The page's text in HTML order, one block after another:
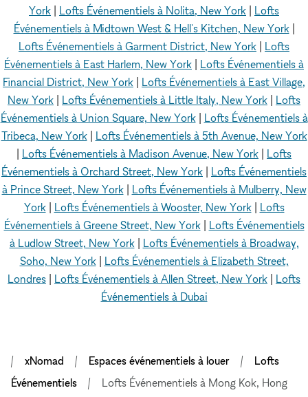
York
Lofts Événementiels à Nolita, New York
Lofts
Événementiels à Midtown West & Hell's Kitchen, New York|
Lofts Événementiels à Garment District, New York
Lofts
Événementiels à East Harlem, New York
Lofts Événementiels à
Financial District, New York
Lofts Événementiels à East Village,
New York
Lofts Événementiels à Little Italy, New York
Lofts
Événementiels à Union Square, New York| Lofts Événementiels à
Tribeca, New York| Lofts Événementiels à 5th Avenue, New York
Lofts Événementiels à Madison Avenue, New York
Lofts
Événementiels à Orchard Street, New York
Lofts Événementiels
à Prince Street, New York| Lofts Événementiels à Mulberry, New
York| Lofts Événementiels à Wooster, New York| Lofts
Événementiels à Greene Street, New York| Lofts Événementiels
à Ludlow Street, New York| Lofts Événementiels à Broadway,
Soho, New York| Lofts Événementiels à Elizabeth Street,
Londres
Lofts Événementiels à Allen Street, New York
Lofts
Événementiels à Dubai
xNomad Espaces événementiels à louer
Lofts
Événementiels
Lofts Événementiels à Mong Kok, Hong